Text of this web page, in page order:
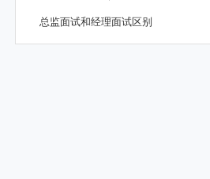
总监面试和经理面试区别